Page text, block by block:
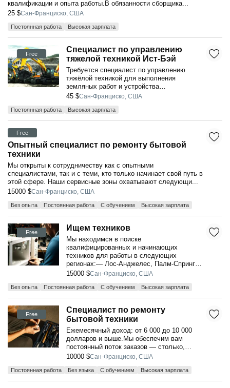
квалификации и опыта работы.В обязанности сборщика...
25 $Сан-Франциско, США
Постоянная работа Высокая зарплата
Free
Специалист по управлению
тяжелой техникой Ист-Бэй
Требуется специалист по управлению
тяжёлой техникой для выполнения
земляных работ и устройства
фундаментов подпорных стен.Место
45 $Сан-Франциско, США
Постоянная работа Высокая зарплата
Free
Опытный специалист по ремонту бытовой
техники
Мы открыты к сотрудничеству как с опытными
специалистами, так и с теми, кто только начинает свой путь в
этой сфере. Наши сервисные зоны охватывают следующи...
15000 $Сан-Франциско, США
Без опыта Постоянная работа С обучением Высокая зарплата
Free Ищем техников
Мы находимся в поиске
квалифицированных и начинающих
техников для работы в следующих
регионах:— Лос-Анджелес, Палм-Спрингс,
Вентура, Риверсайд, Сан-Бернард...
15000 $Сан-Франциско, США
Без опыта Постоянная работа С обучением Высокая зарплата
Free
Специалист по ремонту
бытовой техники
Ежемесячный доход: от 6 000 до 10 000
долларов и выше.Мы обеспечим вам
постоянный поток заказов — столько,
сколько вы сможете обработать!Места
10000 $Сан-Франциско, США
Постоянная работа Без языка С обучением Высокая зарплата